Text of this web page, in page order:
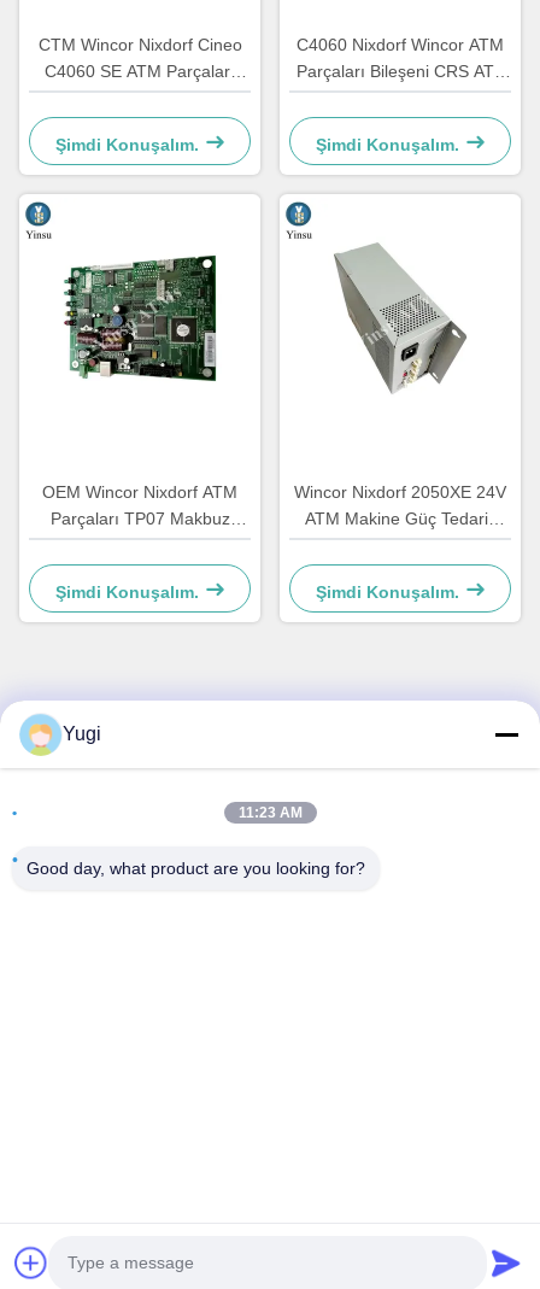
CTM Wincor Nixdorf Cineo
C4060 SE ATM Parçaları
Özel Elektronik 1750147868
Şimdi Konuşalım.
C4060 Nixdorf Wincor ATM
Parçaları Bileşeni CRS ATS
Merkezileştirme Birimi AU
Modülü 1750134478
Şimdi Konuşalım.
OEM Wincor Nixdorf ATM
Parçaları TP07 Makbuz
Yazıcısı Ana PCB
Denetleyicisi Tahta
01750063547
Şimdi Konuşalım.
Wincor Nixdorf 2050XE 24V
ATM Makine Güç Tedarik
Parçası 01750069162
1750069162
Şimdi Konuşalım.
Hızlı İletişim
Oda 502, Bina 5, Qide Gayrimenkul Parkı, 2-1, Xingye
Foshan, Guangdong, Çin
Electronic Technology Co., Limited - Tüm haklar saklıdır.
Yugi
11:23 AM
Good day, what product are you looking for?